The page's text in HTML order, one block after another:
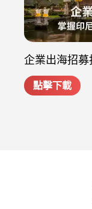
企業出海招
點擊下載